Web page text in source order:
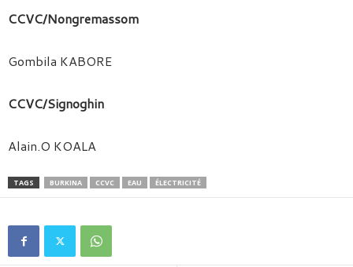
CCVC/Nongremassom
Gombila KABORE
CCVC/Signoghin
Alain.O KOALA
TAGS BURKINA CCVC EAU ÉLECTRICITÉ